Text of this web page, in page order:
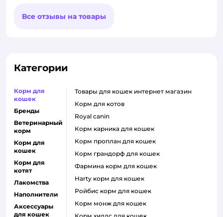
Все отзывы на товары
Категории
Корм для
кошек
Бренды
Ветеринарный
корм
Корм для
кошек
Корм для
котят
Лакомства
Наполнители
Аксессуары
для кошек
товары для кошек интернет магазин
корм для котов
royal canin
корм карника для кошек
корм проплан для кошек
корм грандорф для кошек
фармина корм для кошек
harty корм для кошек
ройбис корм для кошек
корм монж для кошек
корм хиллс для кошек